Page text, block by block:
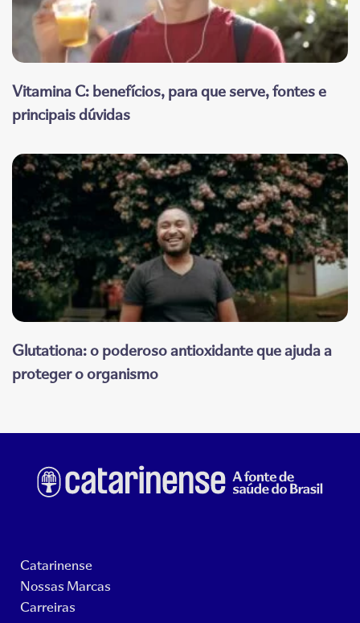
Vitamina C: benefícios, para que serve, fontes e
principais dúvidas
Glutationa: o poderoso antioxidante que ajuda a
proteger o organismo
Catarinense
Nossas Marcas
Carreiras